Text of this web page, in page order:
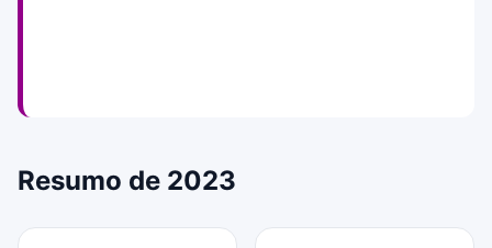
Resumo de 2023